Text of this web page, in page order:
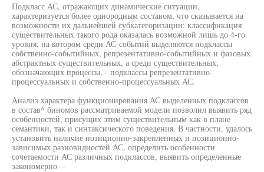
Подкласс АС, отражающих динамические ситуации,
характеризуется более однородным составом, что сказывается на
возможности их дальнейшей субкатегоризации: классификация
существительных такого рода оказалась возможной лишь до 4-го
уровня, на котором среди АС-событий выделяются подклассы
собственно-событийных, репрезентативно-событийных и фазовых
абстрактных существительных, а среди существительных,
обозначающих процессы, - подклассы репрезентативно-
процессуальных и собственно-процессуальных АС.
Анализ характера функционирования АС выделенных подклассов
в состав^ биномов рассматриваемой модели позволил выявить ряд
особенностей, присущих этим существительным как в плане
семантики, так и синтаксического поведения. В частности, удалось
установить наличие позиционно-закрепленных и позиционно-
зависимых разновидностей АС, определить особенности
сочетаемости АС различных подклассов, выявить определенные
закономерно—